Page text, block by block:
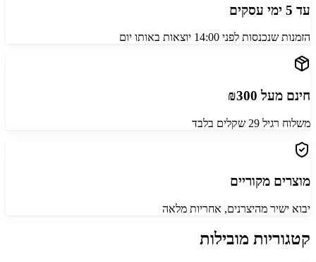
עד 5 ימי עסקים
הזמנות שנכנסות לפני 14:00 יוצאות באותו יום
חינם מעל ₪300
משלוח רגיל 29 שקלים בלבד
מוצרים מקוריים
יבוא ישיר מהיצרנים, אחריות מלאה
קטגוריות מובילות